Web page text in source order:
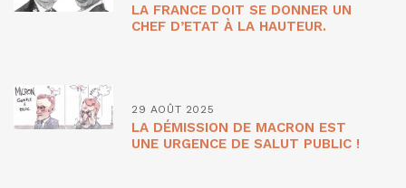
LA FRANCE DOIT SE DONNER UN
CHEF D’ETAT À LA HAUTEUR.
29 AOÛT 2025
LA DÉMISSION DE MACRON EST
UNE URGENCE DE SALUT PUBLIC !